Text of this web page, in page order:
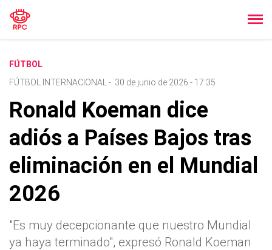
FÚTBOL
FÚTBOL INTERNACIONAL
- 30 de junio de 2026 - 17:35
Ronald Koeman dice
adiós a Países Bajos tras
eliminación en el Mundial
2026
"Es muy decepcionante que nuestro Mundial
ya haya terminado", expresó Ronald Koeman